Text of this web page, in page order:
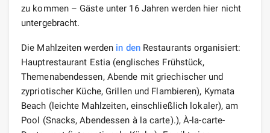
zu kommen – Gäste unter 16 Jahren werden hier nicht
untergebracht.
Die Mahlzeiten werden in denRestaurants organisiert:
Hauptrestaurant Estia (englisches Frühstück,
Themenabendessen, Abende mit griechischer und
zypriotischer Küche, Grillen und Flambieren), Kymata
Beach (leichte Mahlzeiten, einschließlich lokaler), am
Pool (Snacks, Abendessen à la carte).), À-la-carte-